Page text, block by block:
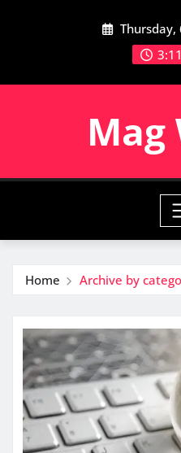
Thursday,
Mag
Home Archive by